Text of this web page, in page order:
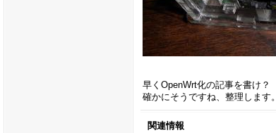
早くOpenWrt化の記事を書け？
確かにそうですね、整理します。
関連情報